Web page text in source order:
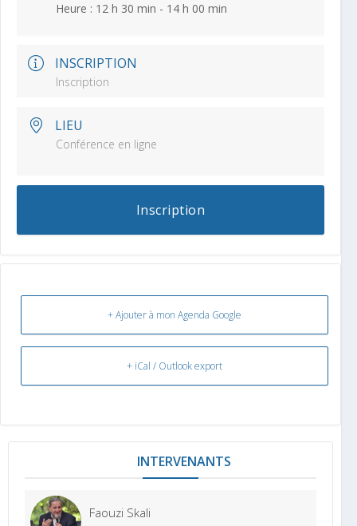
Heure : 12 h 30 min - 14 h 00 min
INSCRIPTION
Inscription
LIEU
Conférence en ligne
Inscription
+ Ajouter à mon Agenda Google
+ iCal / Outlook export
INTERVENANT
Faouzi Skali